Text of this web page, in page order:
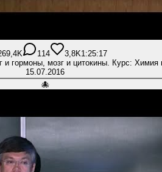
114 3,8K1:25:17
гормоны, мозг и цитокины. Курс: Химия
15.07.2016
🐙